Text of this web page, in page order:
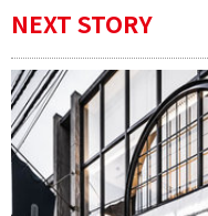
NEXT STORY